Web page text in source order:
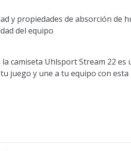
y propiedades de absorción de
del equipo
camiseta Uhlsport Stream 22 es
juego y une a tu equipo con esta